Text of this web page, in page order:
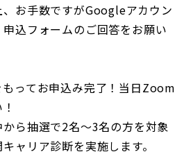
お手数ですがGoogleアカウン
申込フォームのご回答をお願い
ってお申込み完了！当日Zoom
ら抽選で2名～3名の方を対象
ャリア診断を実施します。